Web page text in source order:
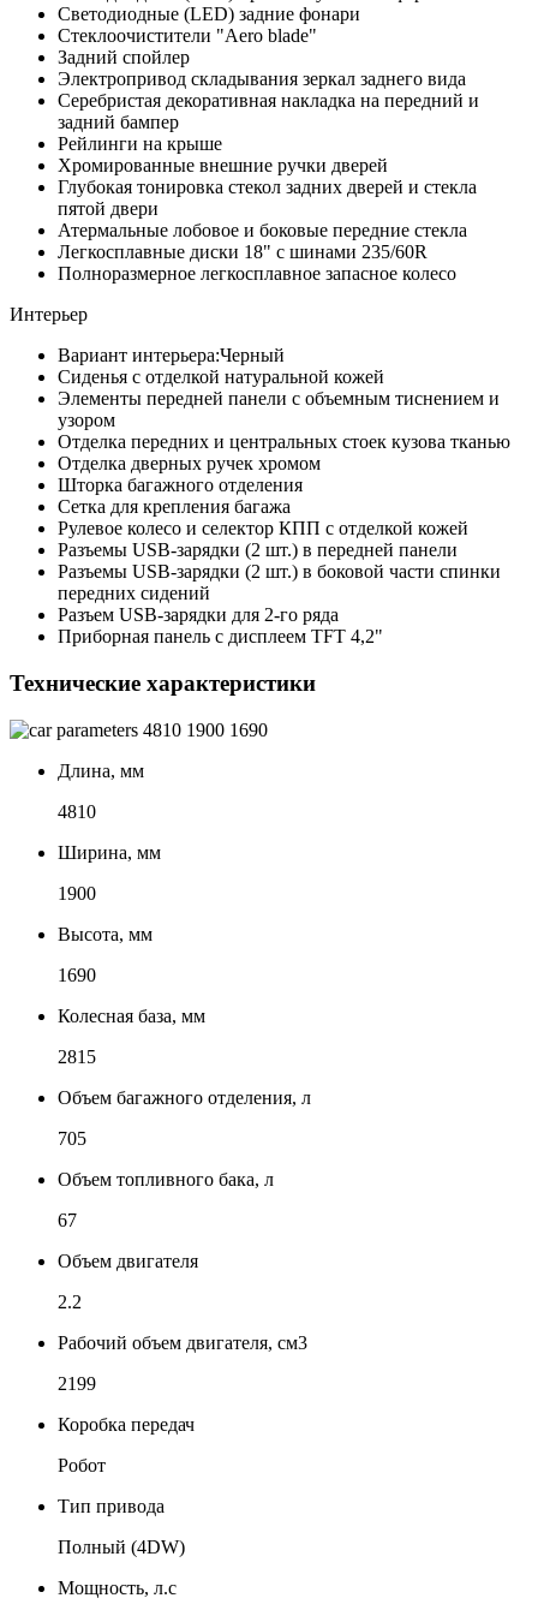
Светодиодные (LED) задние фонари
Стеклоочистители "Aero blade"
Задний спойлер
Электропривод складывания зеркал заднего вида
Серебристая декоративная накладка на передний и
задний бампер
Рейлинги на крыше
Хромированные внешние ручки дверей
Глубокая тонировка стекол задних дверей и стекла
пятой двери
Атермальные лобовое и боковые передние стекла
Легкосплавные диски 18" с шинами 235/60R
Полноразмерное легкосплавное запасное колесо
Интерьер
Вариант интерьера:Черный
Сиденья с отделкой натуральной кожей
Элементы передней панели с объемным тиснением и
узором
Отделка передних и центральных стоек кузова тканью
Отделка дверных ручек хромом
Шторка багажного отделения
Сетка для крепления багажа
Рулевое колесо и селектор КПП с отделкой кожей
Разъемы USB-зарядки (2 шт.) в передней панели
Разъемы USB-зарядки (2 шт.) в боковой части спинки
передних сидений
Разъем USB-зарядки для 2-го ряда
Приборная панель с дисплеем TFT 4,2"
Технические характеристики
4810 1900 1690
Длина, мм
4810
Ширина, мм
1900
Высота, мм
1690
Колесная база, мм
2815
Объем багажного отделения, л
705
Объем топливного бака, л
67
Объем двигателя
2.2
Рабочий объем двигателя, см3
2199
Коробка передач
Робот
Тип привода
Полный (4DW)
Мощность, л.с